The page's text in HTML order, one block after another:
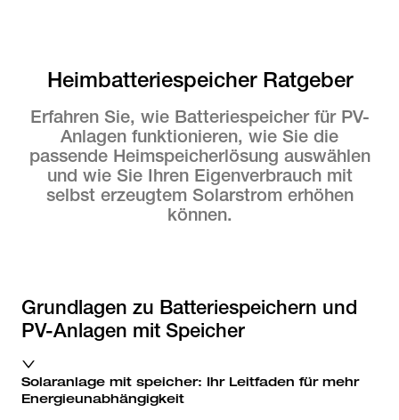
Heimbatteriespeicher Ratgeber
Erfahren Sie, wie Batteriespeicher für PV-
Anlagen funktionieren, wie Sie die
passende Heimspeicherlösung auswählen
und wie Sie Ihren Eigenverbrauch mit
selbst erzeugtem Solarstrom erhöhen
können.
Grundlagen zu Batteriespeichern und
PV-Anlagen mit Speicher
Solaranlage mit speicher: Ihr Leitfaden für mehr
Energieunabhängigkeit